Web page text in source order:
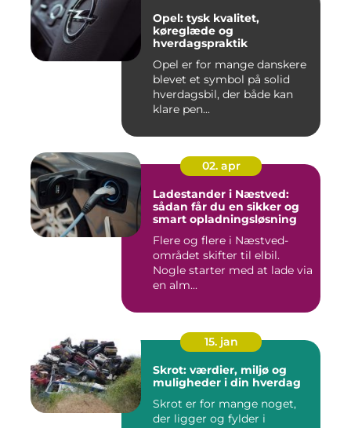
Opel: tysk kvalitet,
køreglæde og
hverdagspraktik
Opel er for mange danskere
blevet et symbol på solid
hverdagsbil, der både kan
klare pen...
02. apr
Ladestander i Næstved:
sådan får du en sikker og
smart opladningsløsning
Flere og flere i Næstved-
området skifter til elbil.
Nogle starter med at lade via
en alm...
15. jan
Skrot: værdier, miljø og
muligheder i din hverdag
Skrot er for mange noget,
der ligger og fylder i